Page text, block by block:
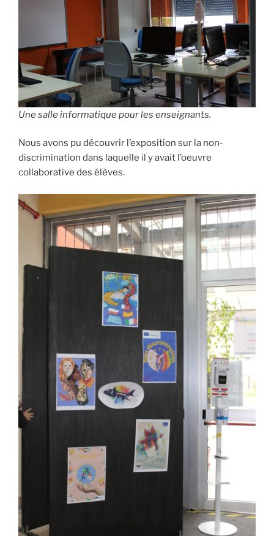
Une salle informatique pour les enseignants.
Nous avons pu découvrir l’exposition sur la non-
discrimination dans laquelle il y avait l’oeuvre
collaborative des élèves.